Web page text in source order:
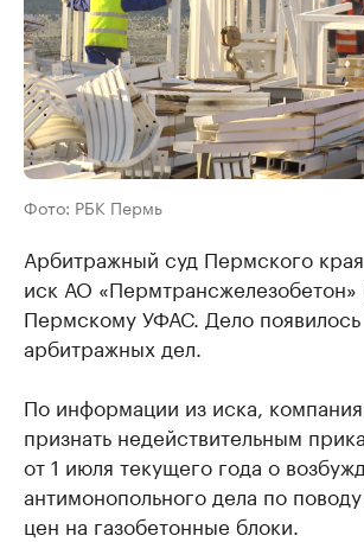
Фото: РБК Пермь
Арбитражный суд Пермского
иск АО
Пермскому УФАС. Дело появилось
арбитражных дел.
По информации из иска,
признать недействительным
от 1 июля текущего года о
антимонопольного дела по
цен на газобетонные блоки.